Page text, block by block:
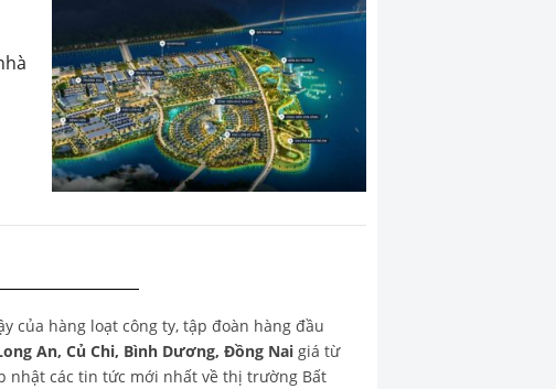
của hàng loạt công ty, tập đoàn hàng đầu
An, Củ Chi, Bình Dương, Đồng Nai giá từ
nhật các tin tức mới nhất về thị trường Bất